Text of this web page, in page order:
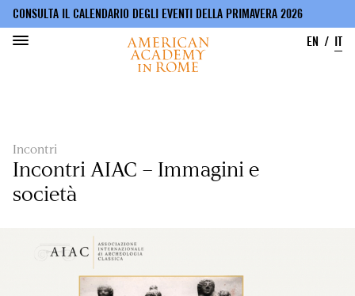
CONSULTA IL CALENDARIO DEGLI EVENTI DELLA PRIMAVERA 2026
EN
IT
Incontri
Incontri AIAC – Immagini e
società